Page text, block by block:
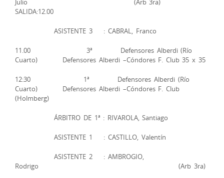
Julio (Arb 3ra)
SALIDA:12.00
ASISTENTE 3 : CABRAL, Franco
11.00 3ª Defensores Alberdi (Río
Cuarto) Defensores Alberdi –Cóndores F. Club 35 x 35
12:30 1ª Defensores Alberdi (Río
Cuarto) Defensores Alberdi –Cóndores F. Club
(Holmberg)
ÁRBITRO DE 1ª : RIVAROLA, Santiago
ASISTENTE 1 : CASTILLO, Valentín
ASISTENTE 2 : AMBROGIO,
Rodrigo (Arb 3ra)